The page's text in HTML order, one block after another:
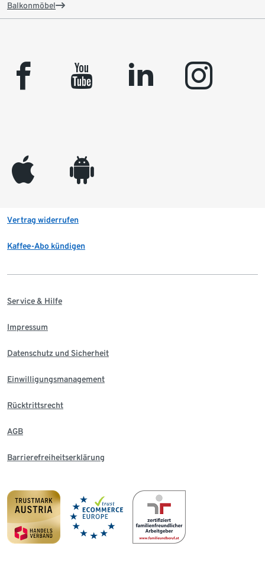
Balkonmöbel
facebook youtube linkedin instagram
appleinc android
Vertrag widerrufen
Kaffee-Abo kündigen
Service & Hilfe
Impressum
Datenschutz und Sicherheit
Einwilligungsmanagement
Rücktrittsrecht
AGB
Barrierefreiheitserklärung